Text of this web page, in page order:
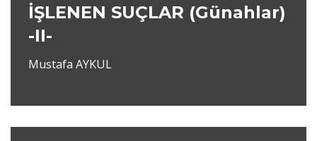
İŞLENEN SUÇLAR (Günahlar)
-II-
Mustafa AYKUL